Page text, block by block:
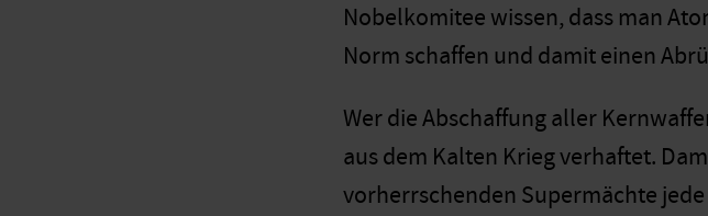
Nobelkomitee wissen, dass man
Norm schaffen und damit einen
Wer die Abschaffung aller
aus dem Kalten Krieg verhaftet.
vorherrschenden Supermächte